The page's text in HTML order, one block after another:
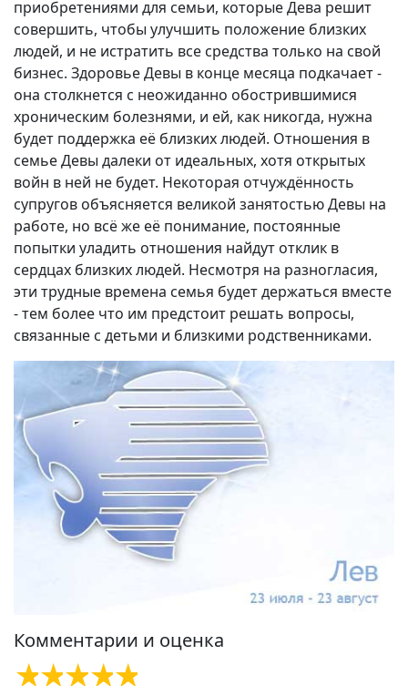
приобретениями для семьи, которые Дева решит
совершить, чтобы улучшить положение близких
людей, и не истратить все средства только на свой
бизнес. Здоровье Девы в конце месяца подкачает -
она столкнется с неожиданно обострившимися
хроническим болезнями, и ей, как никогда, нужна
будет поддержка её близких людей. Отношения в
семье Девы далеки от идеальных, хотя открытых
войн в ней не будет. Некоторая отчуждённость
супругов объясняется великой занятостью Девы на
работе, но всё же её понимание, постоянные
попытки уладить отношения найдут отклик в
сердцах близких людей. Несмотря на разногласия,
эти трудные времена семья будет держаться вместе
- тем более что им предстоит решать вопросы,
связанные с детьми и близкими родственниками.
Комментарии и оценка